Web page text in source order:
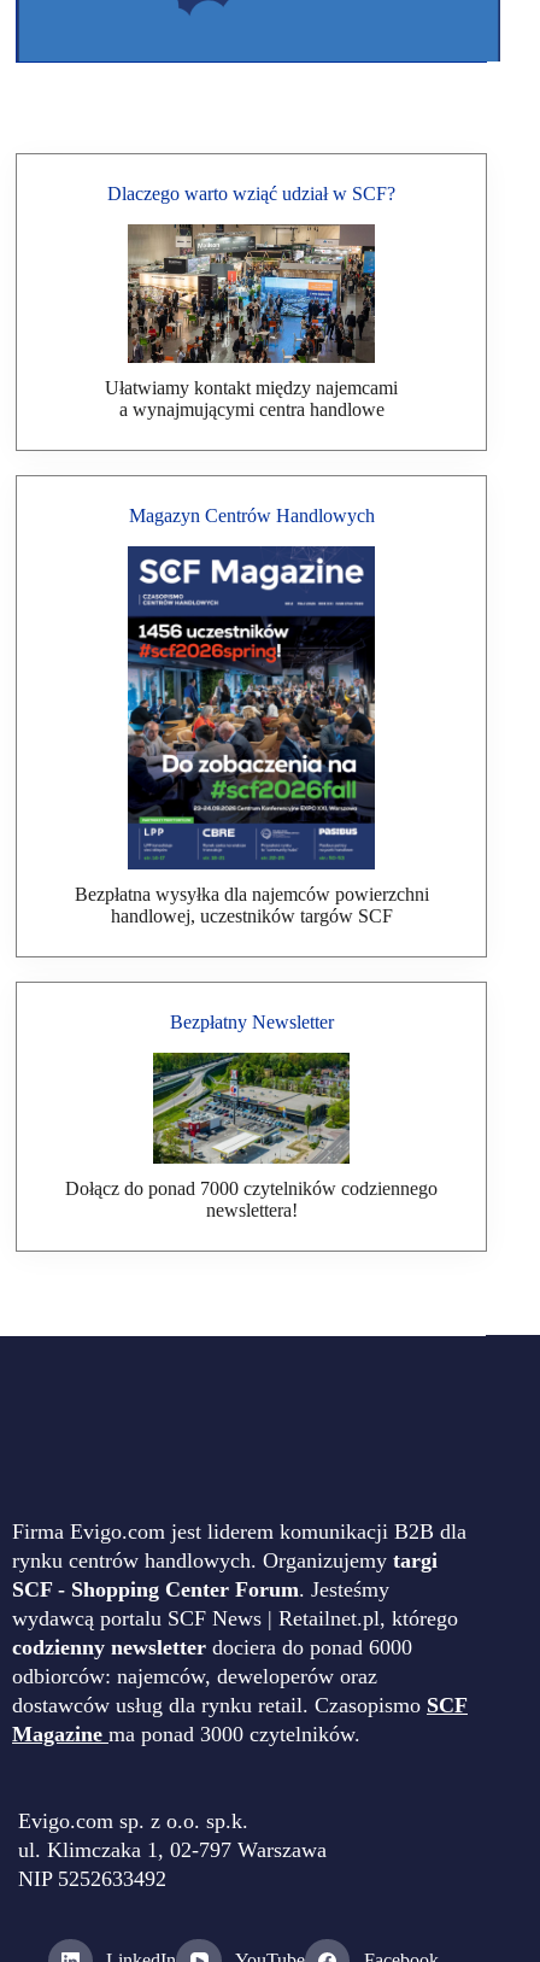
Dlaczego warto wziąć udział w SCF?
Ułatwiamy kontakt między najemcami
a wynajmującymi centra handlowe
Magazyn Centrów Handlowych
Bezpłatna wysyłka dla najemców powierzchni
handlowej, uczestników targów SCF
Bezpłatny Newsletter
Dołącz do ponad 7000 czytelników codziennego
newslettera!
Firma Evigo.com jest liderem komunikacji B2B dla
rynku centrów handlowych. Organizujemy targi
SCF - Shopping Center Forum. Jesteśmy
wydawcą portalu SCF News | Retailnet.pl, którego
codzienny newsletter dociera do ponad 6000
odbiorców: najemców, deweloperów oraz
dostawców usług dla rynku retail. Czasopismo SCF
Magazine ma ponad 3000 czytelników.
Evigo.com sp. z o.o. sp.k.
ul. Klimczaka 1, 02-797 Warszawa
NIP 5252633492